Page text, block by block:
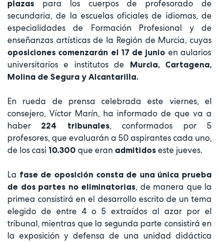
plazas para los cuerpos de profesorado de
secundaria, de la escuelas oficiales de idiomas, de
especialidades de Formación Profesional y de
enseñanzas artísticas de la Región de Murcia, cuyas
oposiciones comenzarán el 17 de junio en aularios
universitarios e institutos de Murcia, Cartagena,
Molina de Segura y Alcantarilla.
En rueda de prensa celebrada este viernes, el
consejero, Víctor Marín, ha informado de que va a
haber 224 tribunales, conformados por 5
profesores, que evaluarán a 50 aspirantes cada uno,
de los casi 10.300 que eran admitidos este jueves.
La fase de oposición consta de una única prueba
de dos partes no eliminatorias, de manera que la
primea consistirá en el desarrollo escrito de un tema
elegido de entre 4 o 5 extraídos al azar por el
tribunal, mientras que la segunda parte consistirá en
la exposición y defensa de una unidad didáctica